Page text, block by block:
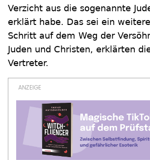
Verzicht aus die sogenannte
erklärt habe. Das sei ein
Schritt auf dem Weg der
Juden und Christen, erklärten
Vertreter.